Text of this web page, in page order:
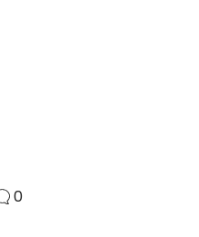
0